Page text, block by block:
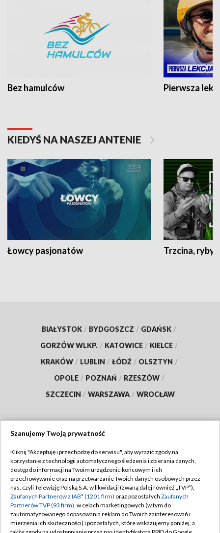
Bez hamulców Pierwsza
KIEDYŚ NA NASZEJ ANTENIE
Łowcy pasjonatów Trzcina, ryby
BIAŁYSTOK / BYDGOSZCZ / GDAŃSK /
GORZÓW WLKP. / KATOWICE / KIELCE /
KRAKÓW / LUBLIN / ŁÓDŹ / OLSZTYN /
OPOLE / POZNAŃ / RZESZÓW /
SZCZECIN / WARSZAWA / WROCŁAW
TVP
Abonament TVP
Emisja w TVP
Centrum informacji TVP
Naziemna Telewizja Cyfrowa
Regulamin TVP
Polityka prywatności
Moje zgody
Pomoc
Szanujemy Twoją prywatność
Kliknij "Akceptuję i przechodzę do serwisu", aby wyrazić zgody na
korzystanie z technologii automatycznego śledzenia i zbierania danych,
dostęp do informacji na Twoim urządzeniu końcowym i ich
przechowywanie oraz na przetwarzanie Twoich danych osobowych przez
nas, czyli Telewizję Polską S.A. w likwidacji (zwaną dalej również „TVP”),
Zaufanych Partnerów z IAB* (1201 firm) oraz pozostałych Zaufanych
Partnerów TVP (93 firm), w celach marketingowych (w tym do
zautomatyzowanego dopasowania reklam do Twoich zainteresowań i
mierzenia ich skuteczności) i pozostałych, które wskazujemy poniżej, a